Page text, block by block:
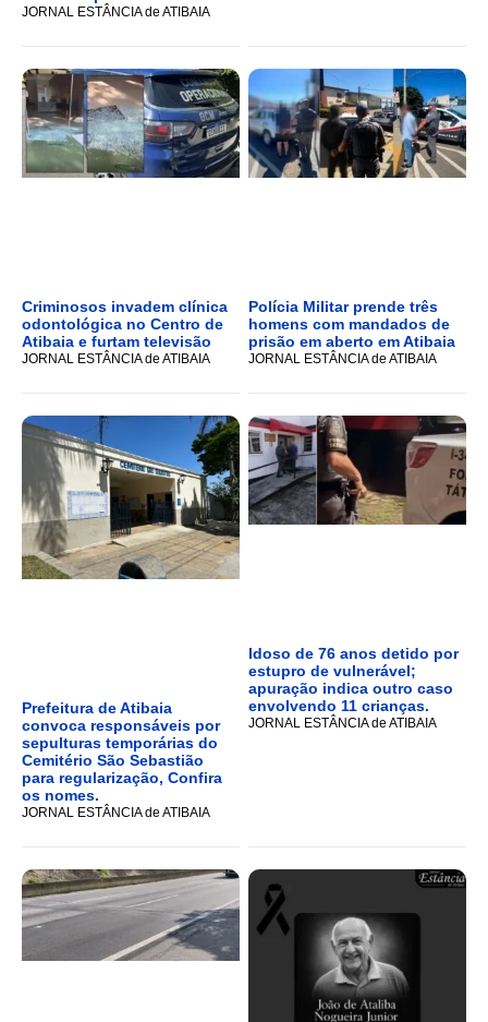
JORNAL ESTÂNCIA de ATIBAIA
Criminosos invadem clínica
odontológica no Centro de
Atibaia e furtam televisão
JORNAL ESTÂNCIA de ATIBAIA
Polícia Militar prende três
homens com mandados de
prisão em aberto em Atibaia
JORNAL ESTÂNCIA de ATIBAIA
Prefeitura de Atibaia
convoca responsáveis por
sepulturas temporárias do
Cemitério São Sebastião
para regularização, Confira
os nomes.
JORNAL ESTÂNCIA de ATIBAIA
Idoso de 76 anos detido por
estupro de vulnerável;
apuração indica outro caso
envolvendo 11 crianças.
JORNAL ESTÂNCIA de ATIBAIA